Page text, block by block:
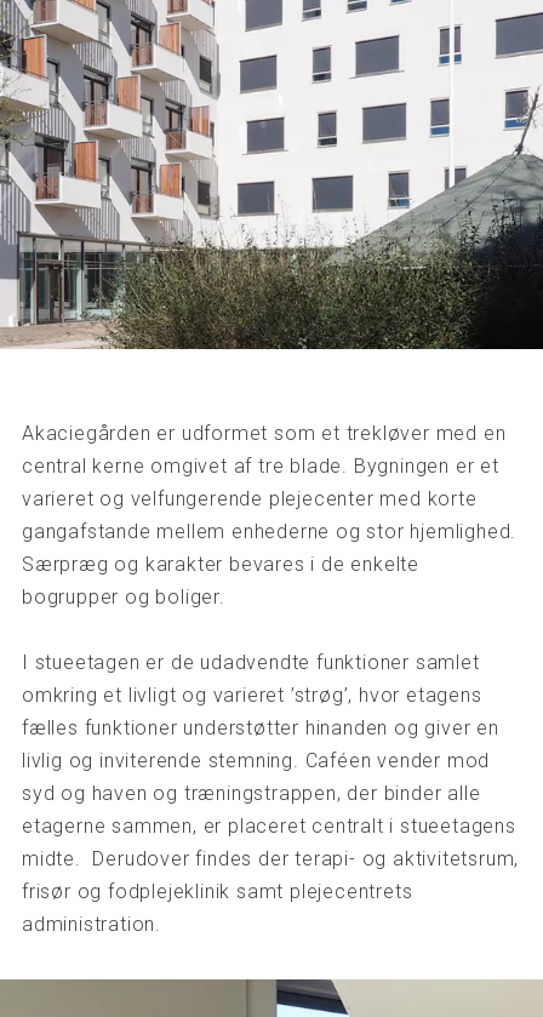
Akaciegården er udformet som et trekløver med en
central kerne omgivet af tre blade. Bygningen er et
varieret og velfungerende plejecenter med korte
gangafstande mellem enhederne og stor hjemlighed.
Særpræg og karakter bevares i de enkelte
bogrupper og boliger.
I stueetagen er de udadvendte funktioner samlet
omkring et livligt og varieret ’strøg’, hvor etagens
fælles funktioner understøtter hinanden og giver en
livlig og inviterende stemning. Caféen vender mod
syd og haven og træningstrappen, der binder alle
etagerne sammen, er placeret centralt i stueetagens
midte. Derudover findes der terapi- og aktivitetsrum,
frisør og fodplejeklinik samt plejecentrets
administration.